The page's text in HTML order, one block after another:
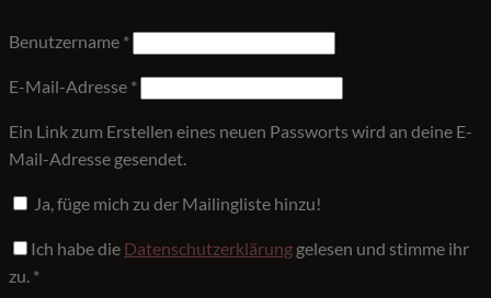
Benutzername *Erforderlich
E-Mail-Adresse *Erforderlich
Ein Link zum Erstellen eines neuen Passworts wird an deine E-
Mail-Adresse gesendet.
Ja, füge mich zu der Mailingliste hinzu!
Ich habe die Datenschutzerklärung gelesen und stimme ihr
zu. *